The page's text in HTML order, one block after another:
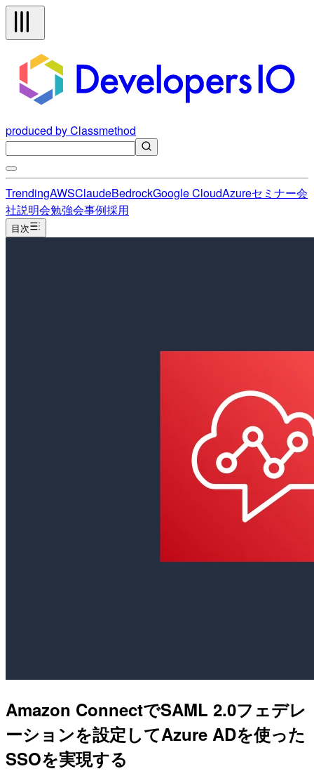
produced by Classmethod
TrendingAWSClaudeBedrockGoogle CloudAzureセミナー会
社説明会勉強会事例採用
目次
Amazon ConnectでSAML 2.0フェデレ
ーションを設定してAzure ADを使った
SSOを実現する